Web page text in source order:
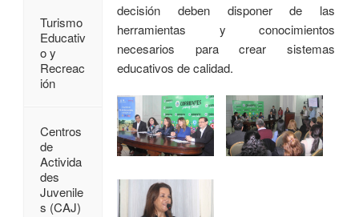
decisión deben disponer de las
herramientas y conocimientos
necesarios para crear sistemas
educativos de calidad.
Turismo
Educativ
o y
Recreac
ión
Centros
de
Activida
des
Juvenile
s (CAJ)